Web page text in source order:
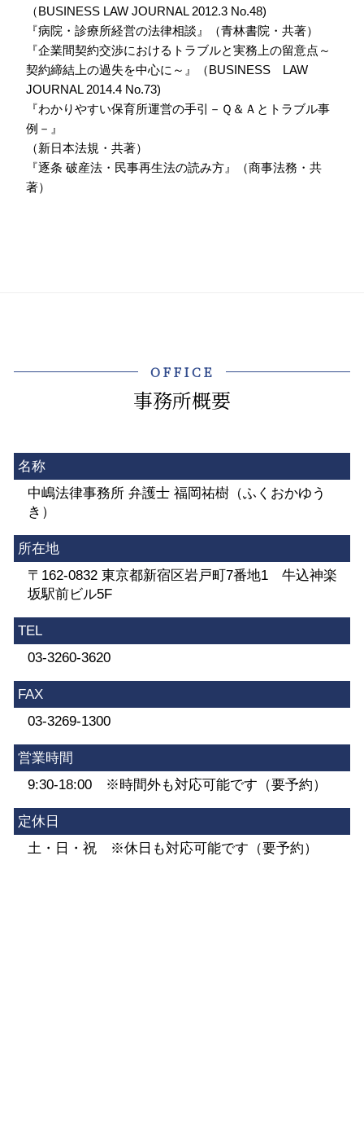
（BUSINESS LAW JOURNAL 2012.3 No.48)
『病院・診療所経営の法律相談』（青林書院・共著）
『企業間契約交渉におけるトラブルと実務上の留意点～
契約締結上の過失を中心に～』（BUSINESS LAW
JOURNAL 2014.4 No.73)
『わかりやすい保育所運営の手引－Ｑ＆Ａとトラブル事
例－』
（新日本法規・共著）
『逐条 破産法・民事再生法の読み方』（商事法務・共
著）
OFFICE
事務所概要
名称
中嶋法律事務所 弁護士 福岡祐樹（ふくおかゆう
き）
所在地
〒162-0832 東京都新宿区岩戸町7番地1 牛込神楽
坂駅前ビル5F
TEL
03-3260-3620
FAX
03-3269-1300
営業時間
9:30-18:00 ※時間外も対応可能です（要予約）
定休日
土・日・祝 ※休日も対応可能です（要予約）